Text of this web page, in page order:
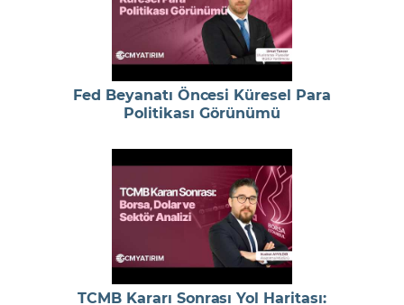
Fed Beyanatı Öncesi Küresel Para
Politikası Görünümü
TCMB Kararı Sonrası Yol Haritası: